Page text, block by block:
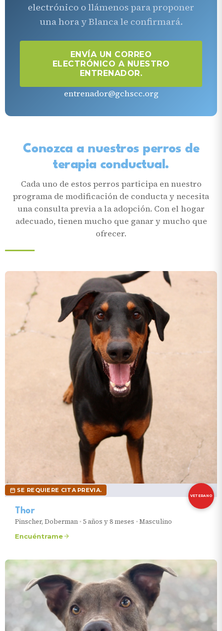
electrónico o llámenos para proponer
una hora y Blanca le confirmará.
ENVÍA UN CORREO
ELECTRÓNICO A NUESTRO
ENTRENADOR.
entrenador@gchscc.org
Conozca a nuestros perros de
terapia conductual.
Cada uno de estos perros participa en nuestro
programa de modificación de conducta y necesita
una consulta previa a la adopción. Con el hogar
adecuado, tienen mucho que ganar y mucho que
ofrecer.
SE REQUIERE CITA PREVIA.
VETERANO
Thor
Pinscher, Doberman • 5 años y 8 meses •Masculino
Encuéntrame